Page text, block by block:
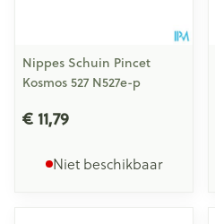
Nippes Schuin Pincet
Kosmos 527 N527e-p
€ 11,79
Niet beschikbaar